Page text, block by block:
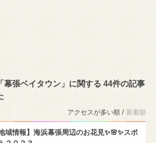
幕張ベイタウン」に関する 44件の記事
アクセスが多い順 / 新着順
地域情報】海浜幕張周辺のお花見✨🌸✨スポ